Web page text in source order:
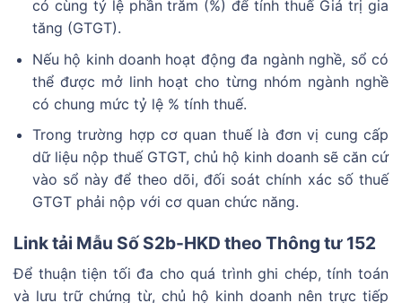
có cùng tỷ lệ phần trăm (%) để tính thuế Giá trị gia
tăng (GTGT).
Nếu hộ kinh doanh hoạt động đa ngành nghề, sổ có
thể được mở linh hoạt cho từng nhóm ngành nghề
có chung mức tỷ lệ % tính thuế.
Trong trường hợp cơ quan thuế là đơn vị cung cấp
dữ liệu nộp thuế GTGT, chủ hộ kinh doanh sẽ căn cứ
vào sổ này để theo dõi, đối soát chính xác số thuế
GTGT phải nộp với cơ quan chức năng.
Link tải Mẫu Số S2b-HKD theo Thông tư 152
Để thuận tiện tối đa cho quá trình ghi chép, tính toán
và lưu trữ chứng từ, chủ hộ kinh doanh nên trực tiếp